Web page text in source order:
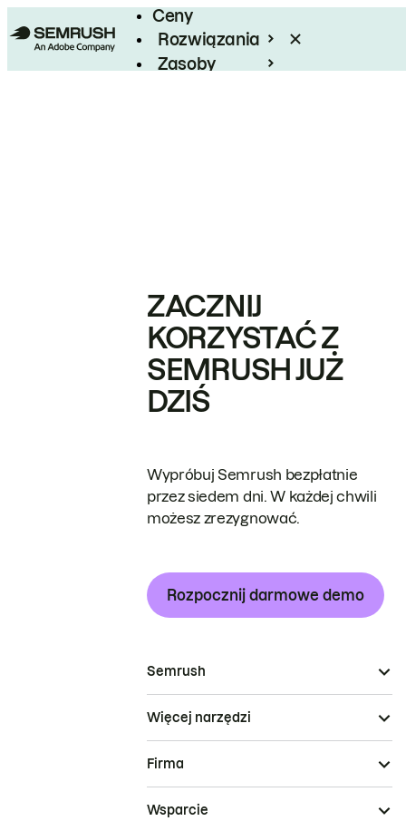
Ceny
Rozwiązania
Zasoby
ZACZNIJ
KORZYSTAĆ Z
SEMRUSH JUŻ
DZIŚ
Wypróbuj Semrush bezpłatnie
przez siedem dni. W każdej chwili
możesz zrezygnować.
Rozpocznij darmowe demo
Semrush
Więcej narzędzi
Firma
Wsparcie